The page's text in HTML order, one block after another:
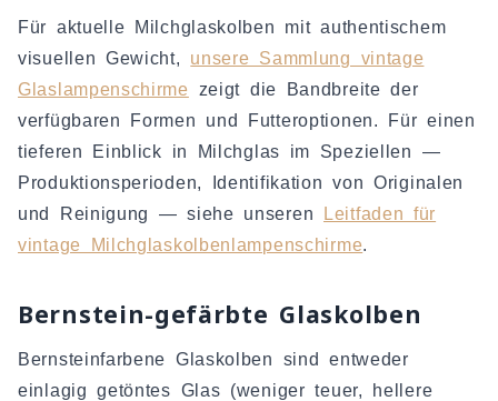
Für aktuelle Milchglaskolben mit authentischem
visuellen Gewicht, unsere Sammlung vintage
Glaslampenschirme
zeigt die Bandbreite der
verfügbaren Formen und Futteroptionen. Für einen
tieferen Einblick in Milchglas im Speziellen —
Produktionsperioden, Identifikation von Originalen
und Reinigung — siehe unseren
Leitfaden für
vintage Milchglaskolbenlampenschirme.
Bernstein-gefärbte Glaskolben
Bernsteinfarbene Glaskolben sind entweder
einlagig getöntes Glas (weniger teuer, hellere